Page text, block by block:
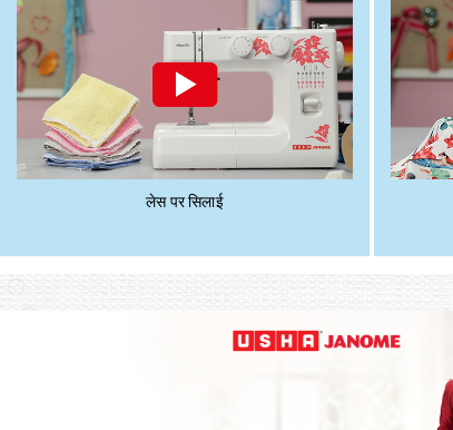
लेस पर सिलाई